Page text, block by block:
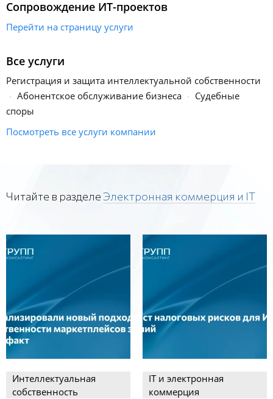
Сопровождение ИТ-проектов
Перейти на страницу услуги
Все услуги
Регистрация и защита интеллектуальной собственности
Абонентское обслуживание бизнеса
Судебные
споры
Посмотреть все услуги компании
Читайте в разделеЭлектронная коммерция и IT
Интеллектуальная
собственность
IT и электронная
коммерция